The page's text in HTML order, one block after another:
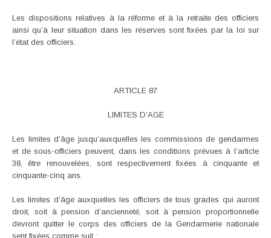
Les dispositions relatives à la réforme et à la retraite des officiers
ainsi qu’à leur situation dans les réserves sont fixées par la loi sur
l’état des officiers.
ARTICLE 87
LIMITES D’AGE
Les limites d’âge jusqu’auxquelles les commissions de gendarmes
et de sous-officiers peuvent, dans les conditions prévues à l’article
38, être renouvelées, sont respectivement fixées à cinquante et
cinquante-cinq ans.
Les limites d’âge auxquelles les officiers de tous grades qui auront
droit, soit à pension d’ancienneté, soit à pension proportionnelle
devront quitter le corps des officiers de la Gendarmerie nationale
sent fixées comme suit :